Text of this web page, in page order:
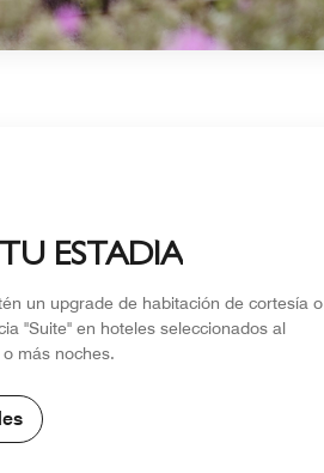
ESTADÍA
un upgrade de habitación de cortesía o
"Suite" en hoteles seleccionados al
más noches.